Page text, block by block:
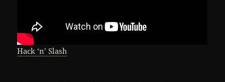
Hack ‘n’ Slash